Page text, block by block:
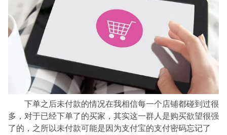
下单之后未付款的情况在我相信每一个店铺都碰到过很
多，对于已经下单了的买家，其实这一群人是购买欲望很强
了的，之所以未付款可能是因为支付宝的支付密码忘记了